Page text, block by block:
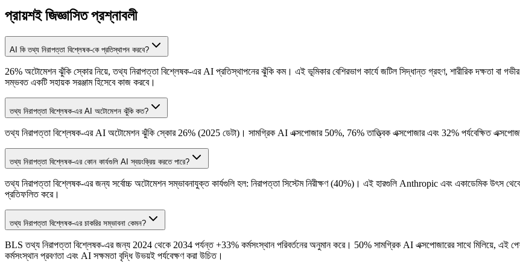
প্রায়শই জিজ্ঞাসিত প্রশ্নাবলী
AI কি তথ্য নিরাপত্তা বিশ্লেষক-কে প্রতিস্থাপন করবে?
26% অটোমেশন ঝুঁকি স্কোর নিয়ে, তথ্য নিরাপত্তা বিশ্লেষক-এর AI প্রতিস্থাপনের ঝুঁকি কম। এই ভূমিকার বেশিরভাগ কার্যে জটিল সিদ্ধান্ত গ্রহণ, শারীরিক দক্ষতা বা
সম্ভবত একটি সহায়ক সরঞ্জাম হিসেবে কাজ করবে।
তথ্য নিরাপত্তা বিশ্লেষক-এর AI অটোমেশন ঝুঁকি কত?
তথ্য নিরাপত্তা বিশ্লেষক-এর AI অটোমেশন ঝুঁকি স্কোর 26% (2025 ডেটা)। সামগ্রিক AI এক্সপোজার 50%, 76% তাত্ত্বিক এক্সপোজার এবং 32% পর্যবেক্ষিত
তথ্য নিরাপত্তা বিশ্লেষক-এর কোন কার্যগুলি AI স্বয়ংক্রিয় করতে পারে?
তথ্য নিরাপত্তা বিশ্লেষক-এর জন্য সর্বোচ্চ অটোমেশন সম্ভাবনাযুক্ত কার্যগুলি হল: নিরাপত্তা সিস্টেম নিরীক্ষণ (40%)। এই হারগুলি Anthropic এবং একাডেমিক উৎস থেকে
প্রতিফলিত করে।
তথ্য নিরাপত্তা বিশ্লেষক-এর চাকরির সম্ভাবনা কেমন?
BLS তথ্য নিরাপত্তা বিশ্লেষক-এর জন্য 2024 থেকে 2034 পর্যন্ত +33% কর্মসংস্থান পরিবর্তনের অনুমান করে। 50% সামগ্রিক AI এক্সপোজারের সাথে মিলিয়ে, এই
কর্মসংস্থান প্রবণতা এবং AI সক্ষমতা বৃদ্ধি উভয়ই পর্যবেক্ষণ করা উচিত।